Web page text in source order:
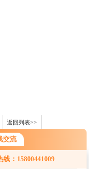
交流
线：15800441009
咨询，很高兴为您
咨询什么问题呢？
返回列表>>